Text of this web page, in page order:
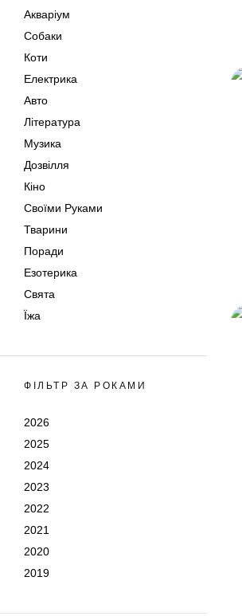
Акваріум
Собаки
Коти
Електрика
Авто
Література
Музика
Дозвілля
Кіно
Своїми Руками
Тварини
Поради
Езотерика
Свята
Їжа
ФІЛЬТР ЗА РОКАМИ
2026
2025
2024
2023
2022
2021
2020
2019